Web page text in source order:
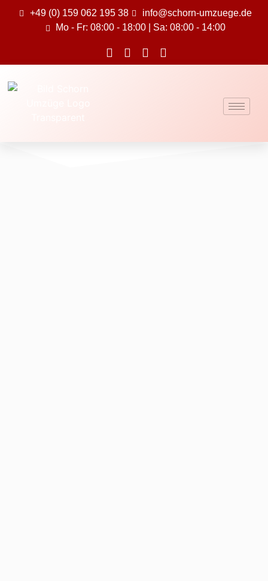
+49 (0) 159 062 195 38
info@schorn-umzuege.de
Mo - Fr: 08:00 - 18:00 | Sa: 08:00 - 14:00